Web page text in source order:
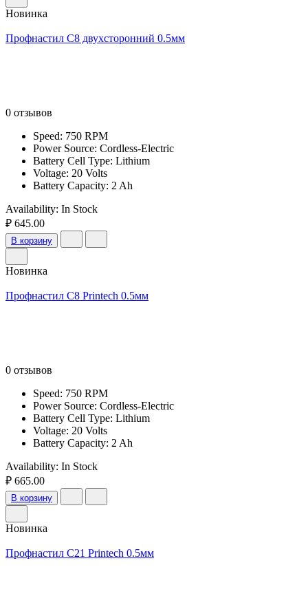
Новинка
Профнастил С8 двухсторонний 0.5мм
0 отзывов
Speed: 750 RPM
Power Source: Cordless-Electric
Battery Cell Type: Lithium
Voltage: 20 Volts
Battery Capacity: 2 Ah
Availability: In Stock
₽ 645.00
В корзину
Новинка
Профнастил С8 Printech 0.5мм
0 отзывов
Speed: 750 RPM
Power Source: Cordless-Electric
Battery Cell Type: Lithium
Voltage: 20 Volts
Battery Capacity: 2 Ah
Availability: In Stock
₽ 665.00
В корзину
Новинка
Профнастил С21 Printech 0.5мм